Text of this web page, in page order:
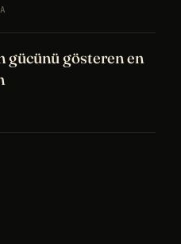
gücünü gösteren en